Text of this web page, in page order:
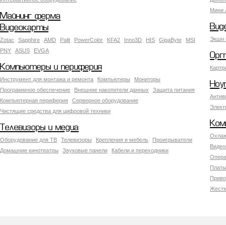
Мини
Майнинг ферма
Экшн
Видеокарты
Zotac Sapphire AMD Palit PowerColor KFA2 Inno3D HIS GigaByte
MSI
PNY
ASUS EVGA
Компьютеры и периферия
Инструмент для монтажа и ремонта Компьютеры
Мониторы
Программное обеспечение
Внешние накопители данных
Защита питания
Компьютерная периферия
Серверное оборудование
Чистящие средства для цифровой техники
Телевизоры и медиа
Оборудование для ТВ Телевизоры Крепления и мебель
Проигрыватели
Домашние кинотеатры
Звуковые панели Кабели и переходники